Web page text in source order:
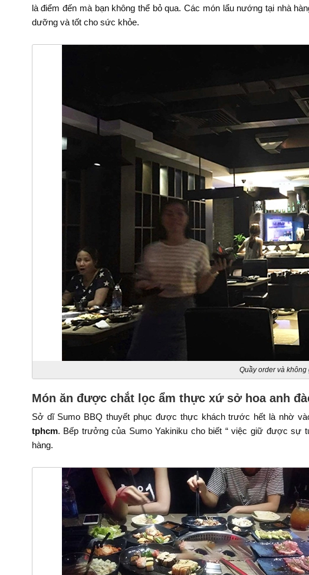
là điểm đến mà bạn không thể bỏ qua. Các món lẩu nướng tại nhà
dưỡng và tốt cho sức khỏe.
Quầy order và
Món ăn được chắt lọc ẩm thực xứ sở hoa anh
Sở dĩ Sumo BBQ thuyết phục được thực khách trước hết là nhờ
tphcm. Bếp trưởng của Sumo Yakiniku cho biết “ việc giữ được sự
hàng.